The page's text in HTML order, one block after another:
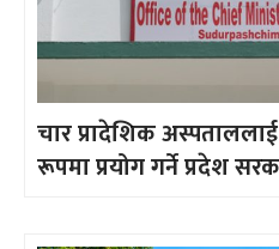
चार प्रादेशिक
रूपमा प्रयोग गर्ने प्रदेश